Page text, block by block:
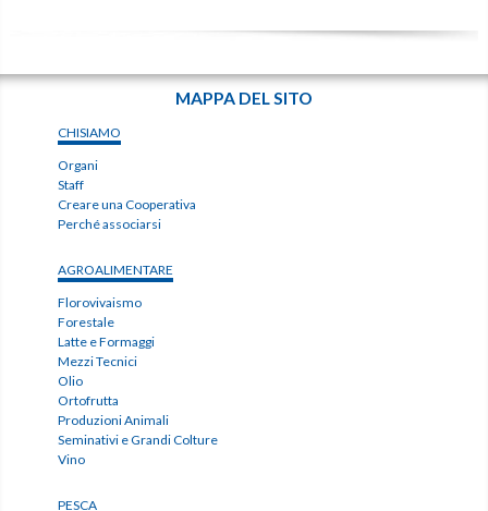
MAPPA DEL SITO
CHISIAMO
Organi
Staff
Creare una Cooperativa
Perché associarsi
AGROALIMENTARE
Florovivaismo
Forestale
Latte e Formaggi
Mezzi Tecnici
Olio
Ortofrutta
Produzioni Animali
Seminativi e Grandi Colture
Vino
PESCA